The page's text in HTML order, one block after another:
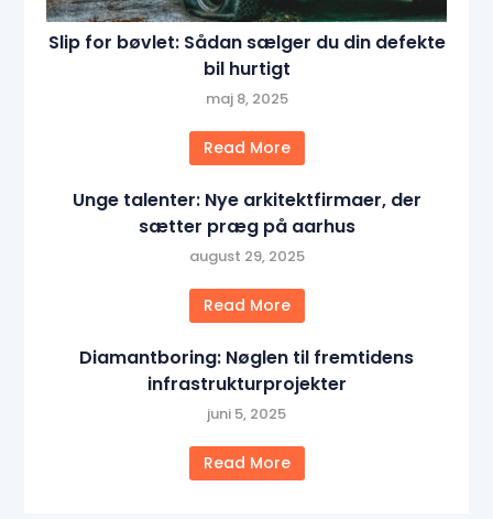
Slip for bøvlet: Sådan sælger du din defekte
bil hurtigt
maj 8, 2025
Read More
Unge talenter: Nye arkitektfirmaer, der
sætter præg på aarhus
august 29, 2025
Read More
Diamantboring: Nøglen til fremtidens
infrastrukturprojekter
juni 5, 2025
Read More